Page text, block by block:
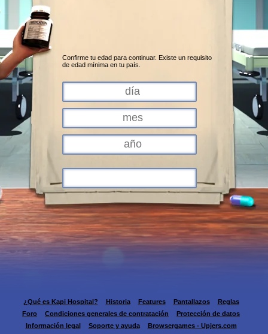
Confirme tu edad para continuar. Existe un requisito
de edad mínima en tu país.
¿Qué es Kapi Hospital? Historia Features Pantallazos
Reglas
Foro
Condiciones generales de contratación
Protección de datos
Información legal
Soporte y ayuda
Browsergames - Upjers.com